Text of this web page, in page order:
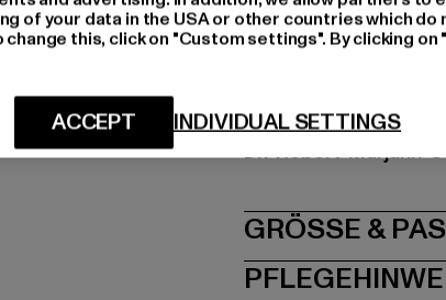
Hersteller Farbe:
Hersteller: TB
Dr.-Robert-Murjahn-
GRÖSSE
of your data in the USA or other countries which do
this, click on "Custom settings". By clicking
INDIVIDUAL SETTINGS
ACCEPT